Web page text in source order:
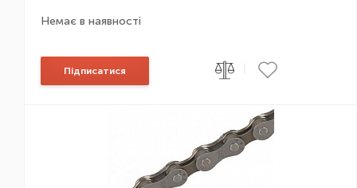
Немає в наявності
Підписатися